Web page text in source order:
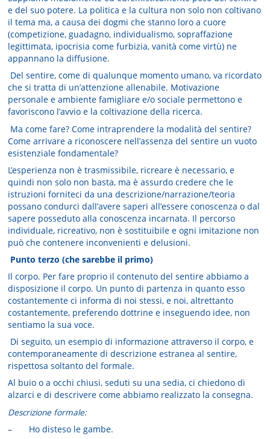
e del suo potere. La politica e la cultura non solo non coltivano
il tema ma, a causa dei dogmi che stanno loro a cuore
(competizione, guadagno, individualismo, sopraffazione
legittimata, ipocrisia come furbizia, vanità come virtù) ne
appannano la diffusione.
Del sentire, come di qualunque momento umano, va ricordato
che si tratta di un’attenzione allenabile. Motivazione
personale e ambiente famigliare e/o sociale permettono e
favoriscono l’avvio e la coltivazione della ricerca.
Ma come fare? Come intraprendere la modalità del sentire?
Come arrivare a riconoscere nell’assenza del sentire un vuoto
esistenziale fondamentale?
L’esperienza non è trasmissibile, ricreare è necessario, e
quindi non solo non basta, ma è assurdo credere che le
istruzioni forniteci da una descrizione/narrazione/teoria
possano condurci dall’avere saperi all’essere conoscenza o dal
sapere posseduto alla conoscenza incarnata. Il percorso
individuale, ricreativo, non è sostituibile e ogni imitazione non
può che contenere inconvenienti e delusioni.
Punto terzo (che sarebbe il primo)
Il corpo. Per fare proprio il contenuto del sentire abbiamo a
disposizione il corpo. Un punto di partenza in quanto esso
costantemente ci informa di noi stessi, e noi, altrettanto
costantemente, preferendo dottrine e inseguendo idee, non
sentiamo la sua voce.
Di seguito, un esempio di informazione attraverso il corpo, e
contemporaneamente di descrizione estranea al sentire,
rispettosa soltanto del formale.
Al buio o a occhi chiusi, seduti su una sedia, ci chiedono di
alzarci e di descrivere come abbiamo realizzato la consegna.
Descrizione formale:
– Ho disteso le gambe.